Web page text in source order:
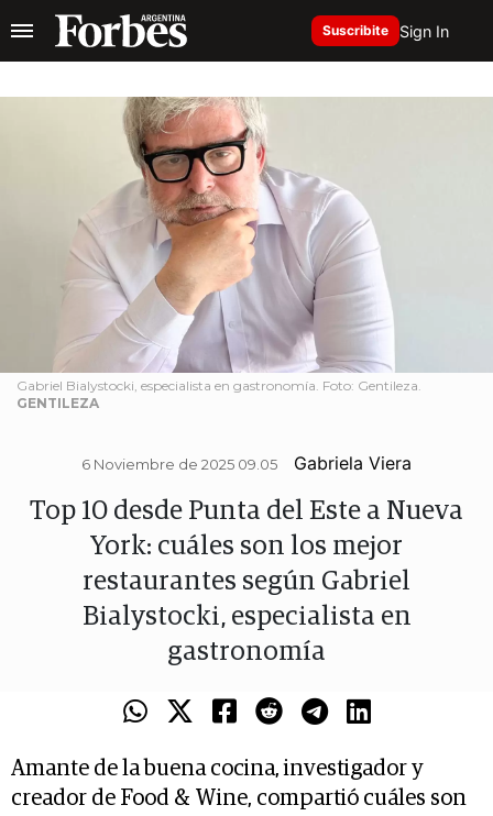
Suscribite Sign In
Gabriel Bialystocki, especialista en gastronomía. Foto: Gentileza.
GENTILEZA
6 Noviembre de 2025 09.05 Gabriela Viera
Top 10 desde Punta del Este a Nueva
York: cuáles son los mejor
restaurantes según Gabriel
Bialystocki, especialista en
gastronomía
Amante de la buena cocina, investigador y
creador de Food & Wine, compartió cuáles son